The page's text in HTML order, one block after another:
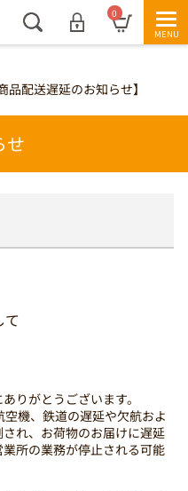
0
品配送遅延のお知らせ】
せ
りがとうございます。
機、鉄道の遅延や欠航およ
れ、お荷物のお届けに遅延
所の業務が停止される可能